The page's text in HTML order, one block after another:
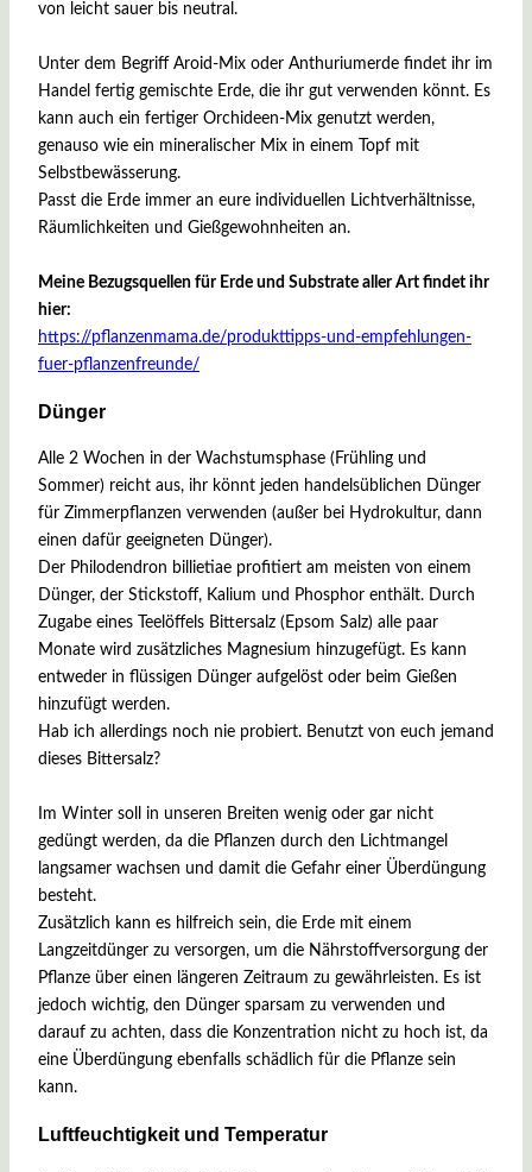
von leicht sauer bis neutral.
Unter dem Begriff Aroid-Mix oder Anthuriumerde findet ihr im
Handel fertig gemischte Erde, die ihr gut verwenden könnt. Es
kann auch ein fertiger Orchideen-Mix genutzt werden,
genauso wie ein mineralischer Mix in einem Topf mit
Selbstbewässerung.
Passt die Erde immer an eure individuellen Lichtverhältnisse,
Räumlichkeiten und Gießgewohnheiten an.
Meine Bezugsquellen für Erde und Substrate aller Art findet ihr
hier:
https://pflanzenmama.de/produkttipps-und-empfehlungen-
fuer-pflanzenfreunde/
Dünger
Alle 2 Wochen in der Wachstumsphase (Frühling und
Sommer) reicht aus, ihr könnt jeden handelsüblichen Dünger
für Zimmerpflanzen verwenden (außer bei Hydrokultur, dann
einen dafür geeigneten Dünger).
Der Philodendron billietiae profitiert am meisten von einem
Dünger, der Stickstoff, Kalium und Phosphor enthält. Durch
Zugabe eines Teelöffels Bittersalz (Epsom Salz) alle paar
Monate wird zusätzliches Magnesium hinzugefügt. Es kann
entweder in flüssigen Dünger aufgelöst oder beim Gießen
hinzufügt werden.
Hab ich allerdings noch nie probiert. Benutzt von euch jemand
dieses Bittersalz?
Im Winter soll in unseren Breiten wenig oder gar nicht
gedüngt werden, da die Pflanzen durch den Lichtmangel
langsamer wachsen und damit die Gefahr einer Überdüngung
besteht.
Zusätzlich kann es hilfreich sein, die Erde mit einem
Langzeitdünger zu versorgen, um die Nährstoffversorgung der
Pflanze über einen längeren Zeitraum zu gewährleisten. Es ist
jedoch wichtig, den Dünger sparsam zu verwenden und
darauf zu achten, dass die Konzentration nicht zu hoch ist, da
eine Überdüngung ebenfalls schädlich für die Pflanze sein
kann.
Luftfeuchtigkeit und Temperatur